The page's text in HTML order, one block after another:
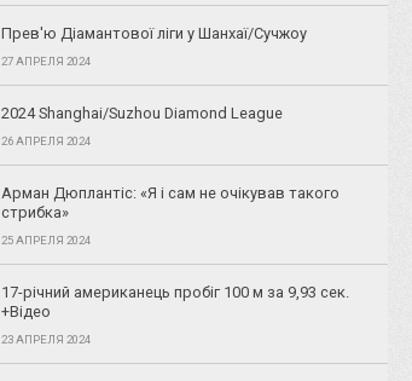
Прев'ю Діамантової ліги у Шанхаї/Сучжоу
27 АПРЕЛЯ 2024
2024 Shanghai/Suzhou Diamond League
26 АПРЕЛЯ 2024
Арман Дюплантіс: «Я і сам не очікував такого
стрибка»
25 АПРЕЛЯ 2024
17-річний американець пробіг 100 м за 9,93 сек.
+Відео
23 АПРЕЛЯ 2024